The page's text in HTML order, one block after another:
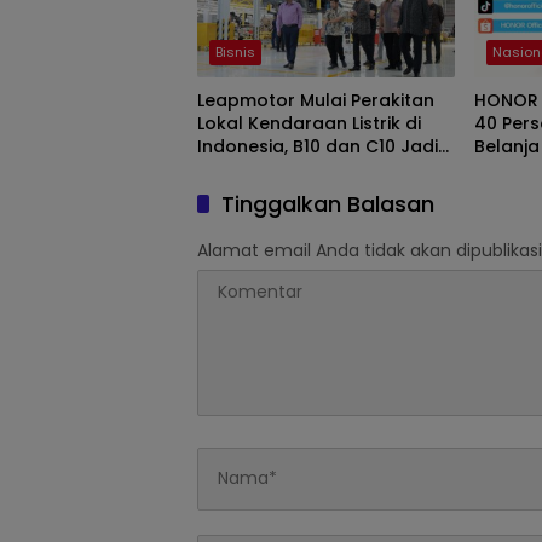
Bisnis
Leapmotor Mulai Perakitan
Lokal Kendaraan Listrik di
Indonesia, B10 dan C10 Jadi
40
Tinggalkan Balasan
Alamat email Anda tidak akan